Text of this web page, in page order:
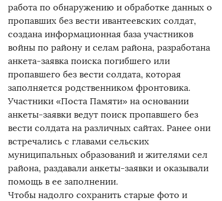
работа по обнаружению и обработке данных о
пропавших без вести ивантеевских солдат,
создана информационная база участников
войны по району и селам района, разработана
анкета-заявка поиска погибшего или
пропавшего без вести солдата, которая
заполняется родственником фронтовика.
Участники «Поста Памяти» на основании
анкеты-заявки ведут поиск пропавшего без
вести солдата на различных сайтах. Ранее они
встречались с главами сельских
муниципальных образований и жителями сел
района, раздавали анкеты-заявки и оказывали
помощь в ее заполнении.
Чтобы надолго сохранить старые фото и